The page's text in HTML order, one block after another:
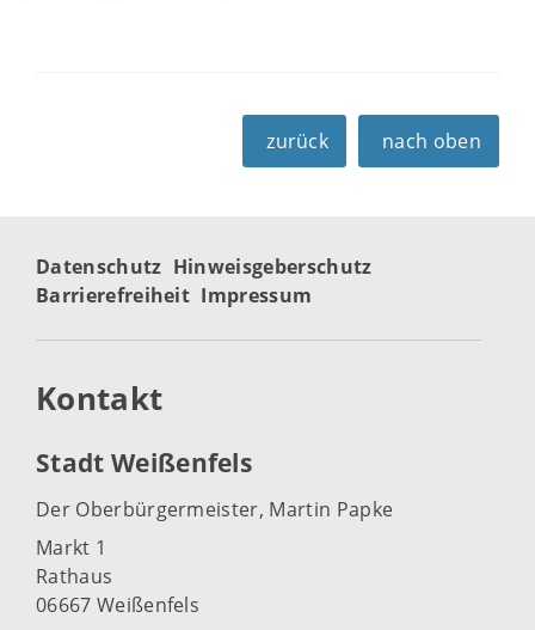
zurück nach oben
Datenschutz Hinweisgeberschutz
Barrierefreiheit Impressum
Kontakt
Stadt Weißenfels
Der Oberbürgermeister, Martin Papke
Markt 1
Rathaus
06667 Weißenfels